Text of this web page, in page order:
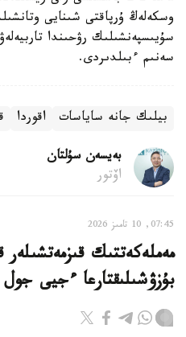
وسكەلەڭ ۇرپاقتى شىنايى
سۇيىسپەنشىلىك رۋحىندا
سەنىم ءبىلدىردى.
بيلىك جانە ساياسات اقوردا
بەيسەن سۇلتان
اۆتور
07:45, 10 تامىز 2026
مەملەكەتتىك قىزمەتشىلەر
بۇزۋشىلىقتارعا ءجيى